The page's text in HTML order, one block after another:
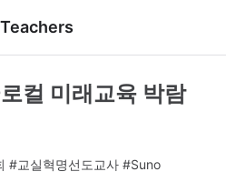
컬 미래교육 박람
#교실혁명선도교사 #Suno